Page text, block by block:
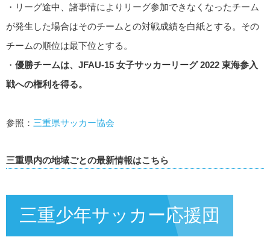
・リーグ途中、諸事情によりリーグ参加できなくなったチーム
が発生した場合はそのチームとの対戦成績を白紙とする。その
チームの順位は最下位とする。
・ 優勝チームは、JFAU-15 女子サッカーリーグ 2022 東海参入
戦への権利を得る。
参照： 三重県サッカー協会
三重県内の地域ごとの最新情報はこちら
三重少年サッカー応援団